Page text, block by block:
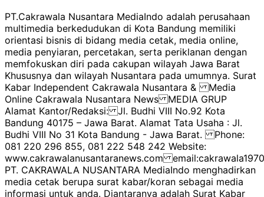
PT.Cakrawala Nusantara MediaIndo adalah perusahaan
multimedia berkedudukan di Kota Bandung memiliki
orientasi bisnis di bidang media cetak, media online,
media penyiaran, percetakan, serta periklanan dengan
memfokuskan diri pada cakupan wilayah Jawa Barat
Khususnya dan wilayah Nusantara pada umumnya. Surat
Kabar Independent Cakrawala Nusantara & Media
Online Cakrawala Nusantara News MEDIA GRUP
Alamat Kantor/Redaksi: Jl. Budhi VIII No.92 Kota
Bandung 40175 – Jawa Barat. Alamat Tata Usaha : Jl.
Budhi VIII No 31 Kota Bandung - Jawa Barat. Phone:
081 220 296 855, 081 222 548 242 Website:
www.cakrawalanusantaranews.com
PT. CAKRAWALA NUSANTARA MediaIndo menghadirkan
media cetak berupa surat kabar/koran sebagai media
informasi untuk anda. Diantaranya adalah Surat Kabar